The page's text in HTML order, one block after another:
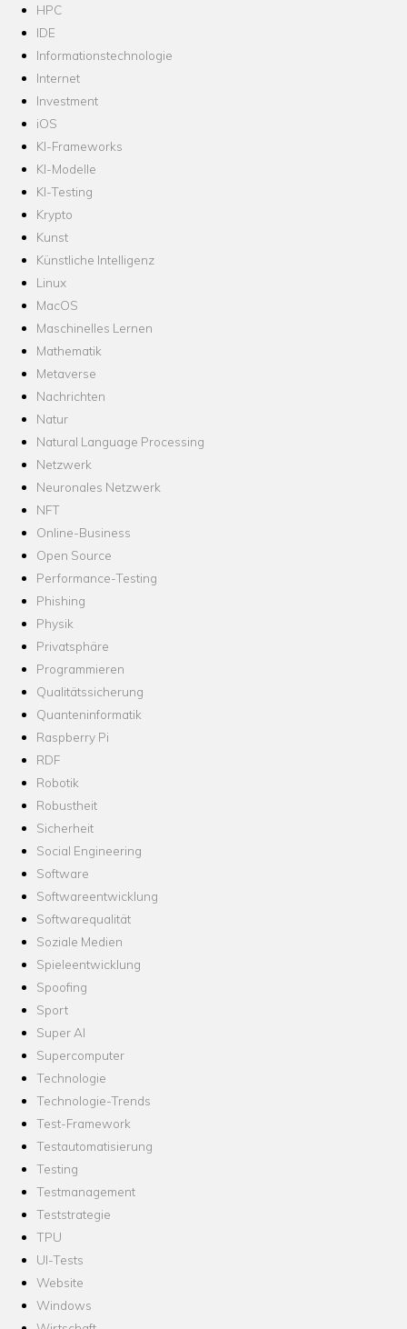
HPC
IDE
Informationstechnologie
Internet
Investment
iOS
KI-Frameworks
KI-Modelle
KI-Testing
Krypto
Kunst
Künstliche Intelligenz
Linux
MacOS
Maschinelles Lernen
Mathematik
Metaverse
Nachrichten
Natur
Natural Language Processing
Netzwerk
Neuronales Netzwerk
NFT
Online-Business
Open Source
Performance-Testing
Phishing
Physik
Privatsphäre
Programmieren
Qualitätssicherung
Quanteninformatik
Raspberry Pi
RDF
Robotik
Robustheit
Sicherheit
Social Engineering
Software
Softwareentwicklung
Softwarequalität
Soziale Medien
Spieleentwicklung
Spoofing
Sport
Super AI
Supercomputer
Technologie
Technologie-Trends
Test-Framework
Testautomatisierung
Testing
Testmanagement
Teststrategie
TPU
UI-Tests
Website
Windows